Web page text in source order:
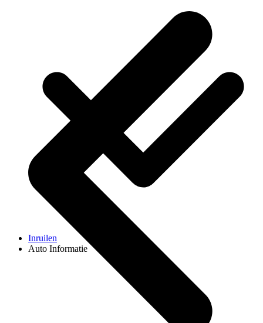
Inruilen
Auto Informatie